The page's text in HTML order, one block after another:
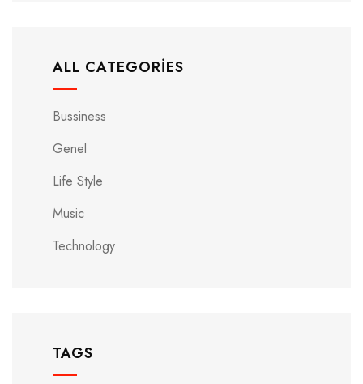
ALL CATEGORIES
Bussiness
Genel
Life Style
Music
Technology
TAGS